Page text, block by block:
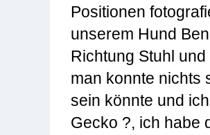
Positionen
unserem Hund
Richtung Stuhl
man konnte nichts
sein könnte und
Gecko ?, ich habe